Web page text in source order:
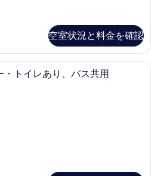
空室状況と料金を確認
・トイレあり、バス共用